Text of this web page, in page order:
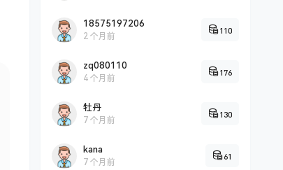
18575197206
2 个月前
110
zq080110
4 个月前
176
牡丹
7 个月前
130
kana
7 个月前
61